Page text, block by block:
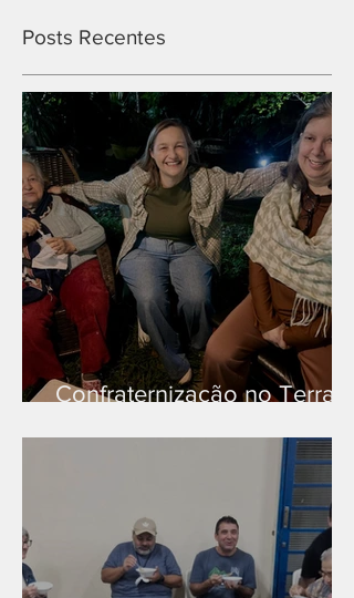
Posts Recentes
Confraternização no Terra